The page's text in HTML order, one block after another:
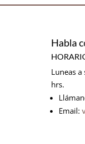
Habla
Luneas
hrs.
Email: